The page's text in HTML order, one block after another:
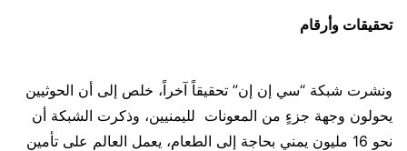
تحقيقات وأرقام
ونشرت شبكة “سي إن إن” تحقيقاً آخراً، خلص إلى أن الحوثيين
يحولون وجهة جزءٍ من المعونات لليمنيين، وذكرت الشبكة أن
نحو 16 مليون يمني بحاجة إلى الطعام، يعمل العالم على تأمين